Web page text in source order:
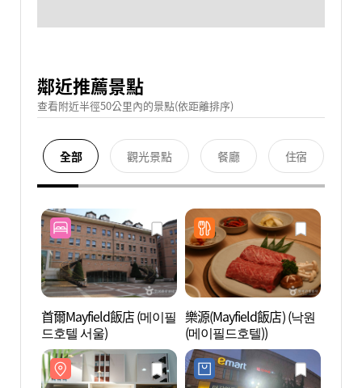
鄰近推薦景點
查看附近半徑50公里內的景點(依距離排序)
全部 觀光景點 餐廳 住宿
首爾Mayfield飯店 (메이필
드호텔 서울)
樂源(Mayfield飯店) (낙원
(메이필드호텔))